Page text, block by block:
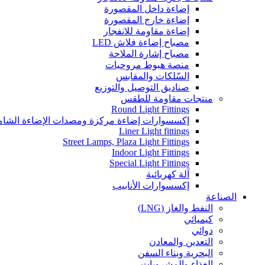
إضاءة داخل المقصورة
إضاءة خارج المقصورة
إضاءة مقاومة للانفجار
مصباح إضاءة فلاش LED
مصباح إشارة الملاحة
منصة هبوط مروحيات
السّلكات والمقابس
صناديق التوصيل والتوزيع
منتجات مقاومة للطقس
Round Light Fittings
إكسسوارات إضاءة مركزة ومصدات الإضاءة
Liner Light fittings
Street Lamps, Plaza Light Fittings
Indoor Light Fittings
Special Light Fittings
آلة كهربائية
إكسسوارات الأنابيب
الصناعة
النفط والغاز (LNG)
كيميائي
دوائي
التعدين والمعادن
البحرية وبناء السفن